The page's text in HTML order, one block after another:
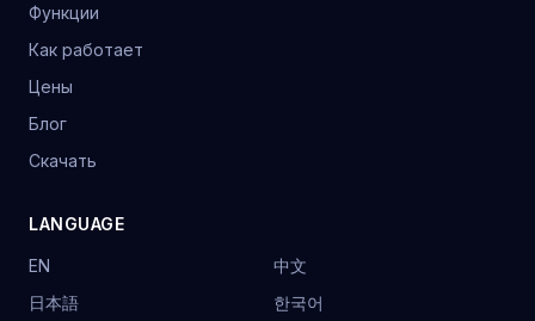
Функции
Как работает
Цены
Блог
Скачать
LANGUAGE
EN
中文
日本語
한국어